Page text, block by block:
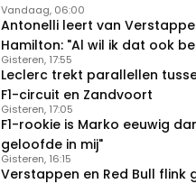
Antonelli leert van
Hamilton: "Al wil ik dat ook
Vandaag, 06:00
Leclerc trekt parallellen
F1-circuit en Zandvoort
Gisteren, 17:55
F1-rookie is Marko eeuwig
geloofde in mij"
Gisteren, 17:05
Verstappen en Red Bull flink
Gisteren, 16:15